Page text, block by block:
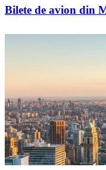
Bilete de avion din